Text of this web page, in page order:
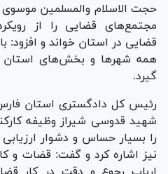
حجت الاسلام والمسلمین موسوی
مجتمع‌های قضایی را از
قضایی در استان خواند و افزود:
همه شهر‌ها و بخش‌های استان
گیرد.
رئیس کل دادگستری استان
شهید قدوسی شیراز وظیفه
را بسیار حساس و دشوار
نیز اشاره کرد و گفت: قضات و